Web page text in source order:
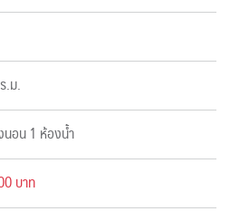
.ม.
นอน 1 ห้องน้ำ
บาท